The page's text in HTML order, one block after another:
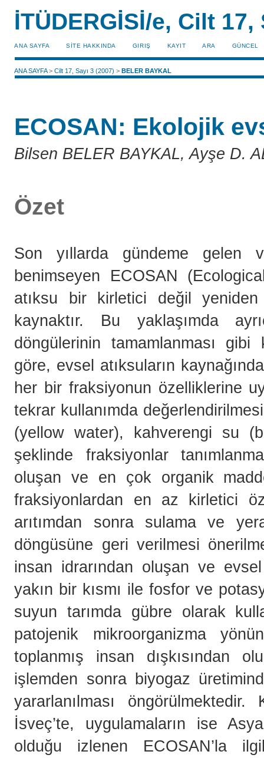
İTÜDERGİSİ/e, Cilt 17,
ANA SAYFA SİTE HAKKINDA GIRIŞ KAYIT ARA GÜNCEL
ANA SAYFA>Cilt 17, Sayı 3 (2007) >BELER BAYKAL
ECOSAN: Ekolojik
Bilsen BELER BAYKAL, Ayşe D.
Özet
Son yıllarda gündeme gelen
benimseyen ECOSAN
atıksu bir kirletici değil yeniden
kaynaktır. Bu yaklaşımda
döngülerinin tamamlanması
göre, evsel atıksuların
her bir fraksiyonun özelliklerine
tekrar kullanımda
(yellow water), kahverengi su
şeklinde fraksiyonlar
oluşan ve en çok organik
fraksiyonlardan en az kirletici
arıtımdan sonra sulama ve
döngüsüne geri verilmesi
insan idrarından oluşan ve
yakın bir kısmı ile fosfor ve
suyun tarımda gübre olarak
patojenik mikroorganizma
toplanmış insan dışkısından
işlemden sonra biyogaz
yararlanılması
İsveç’te, uygulamaların ise
olduğu izlenen ECOSAN’la